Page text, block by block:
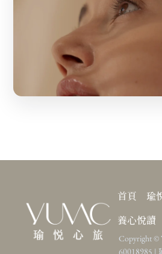
首頁 瑜
養心悅讀
Copyright ©
60018985 |